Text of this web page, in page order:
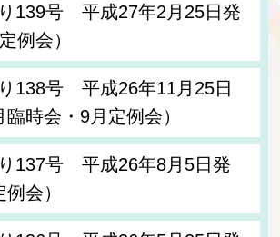
139号 平成27年2月25日発
例会）
138号 平成26年11月25日
時会・9月定例会）
137号 平成26年8月5日発
会）